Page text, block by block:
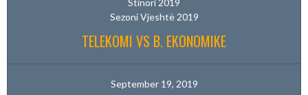
Sezoni Vjeshtë 2019
TELEKOMI VS B. EKONOMIKE
September 19, 2019